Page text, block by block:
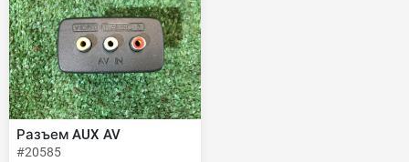
Разъем AUX AV
#20585